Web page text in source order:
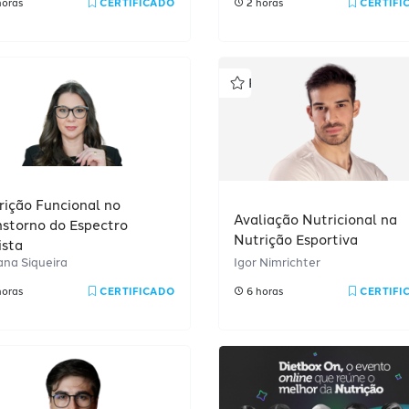
CERTIFICADO 2 horas
Funcional no
do Espectro
Siqueira
CERTIFICADO
Profissional
Avaliação Nutricional na
Nutrição Esportiva
Igor Nimrichter
6 horas